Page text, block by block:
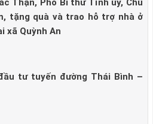
Thận, Phó Bí thư Tỉnh ủy, Chủ
tặng quà và trao hỗ trợ nhà ở
xã Quỳnh An
tư tuyến đường Thái Bình –